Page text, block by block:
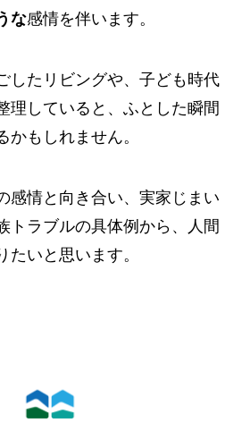
な感情を伴います。
したリビングや、子ども時代
理していると、ふとした瞬間
かもしれません。
感情と向き合い、実家じまい
トラブルの具体例から、人間
たいと思います。